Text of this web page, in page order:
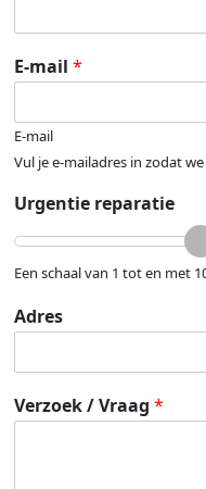
E-mail *
E-mail
Vul je e-mailadres in zodat
Urgentie reparatie
Een schaal van 1 tot en met
Adres
Verzoek / Vraag *